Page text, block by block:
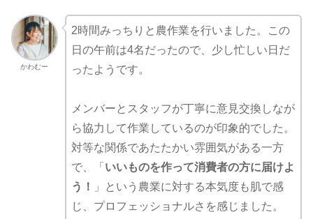
かわむー
2時間みっちりと農作業を行いました。この
日の午前は4名だったので、少し忙しい日だ
ったようです。
メンバーとスタッフが丁寧に意見交換しなが
ら協力して作業しているのが印象的でした。
対等な関係であたたかい雰囲気がある一方
で、「 いいものを作って消費者の方に届けよ
う！
」という農業に対する本気度も肌で感
じ、プロフェッショナルさを感じました。